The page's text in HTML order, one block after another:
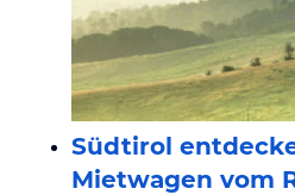
Südtirol
Mietwagen vom